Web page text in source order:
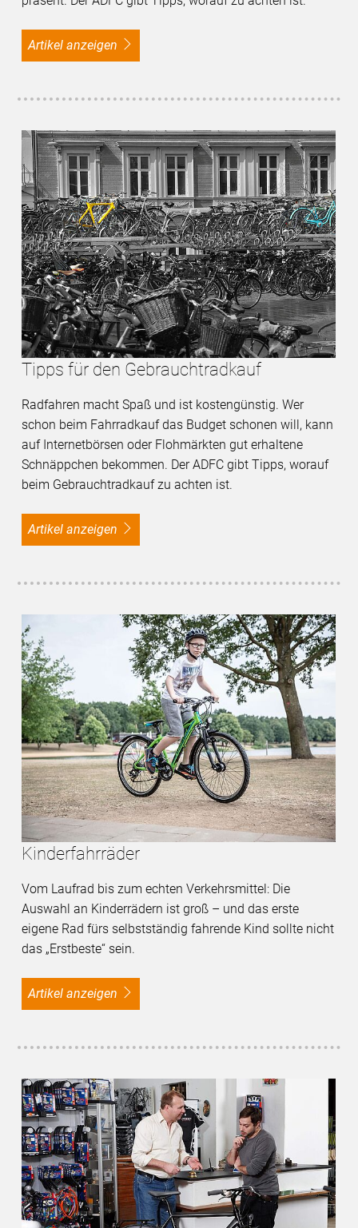
Artikel anzeigen
Tipps für den Gebrauchtradkauf
Radfahren macht Spaß und ist kostengünstig. Wer
schon beim Fahrradkauf das Budget schonen will, kann
auf Internetbörsen oder Flohmärkten gut erhaltene
Schnäppchen bekommen. Der ADFC gibt Tipps, worauf
beim Gebrauchtradkauf zu achten ist.
Artikel anzeigen
Kinderfahrräder
Vom Laufrad bis zum echten Verkehrsmittel: Die
Auswahl an Kinderrädern ist groß – und das erste
eigene Rad fürs selbstständig fahrende Kind sollte nicht
das „Erstbeste“ sein.
Artikel anzeigen